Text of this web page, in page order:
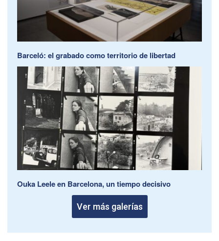
Barceló: el grabado como territorio de libertad
Ouka Leele en Barcelona, un tiempo decisivo
Ver más galerías